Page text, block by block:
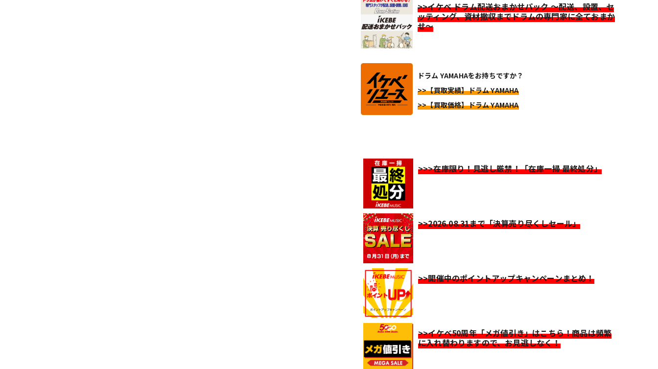
>>イケベ ドラム配送おまかせパック ～配送、設置、セ
ッティング、資材撤収までドラムの専門家に全ておまか
せ～
ドラム YAMAHAをお持ちですか？
>>【買取実績】ドラム YAMAHA
>>【買取価格】ドラム YAMAHA
>>>在庫限り！見逃し厳禁！「在庫一掃 最終処分」
>>2026.08.31まで「決算売り尽くしセール」
>>開催中のポイントアップキャンペーンまとめ！
>>イケベ50周年「メガ値引き」はこちら！商品は頻繁
に入れ替わりますので、お見逃しなく！